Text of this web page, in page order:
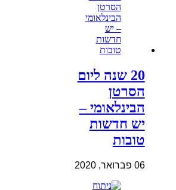
20 שנה ליום
הסרטן
הבינלאומי –
יש חדשות
טובות
06 פברואר, 2020